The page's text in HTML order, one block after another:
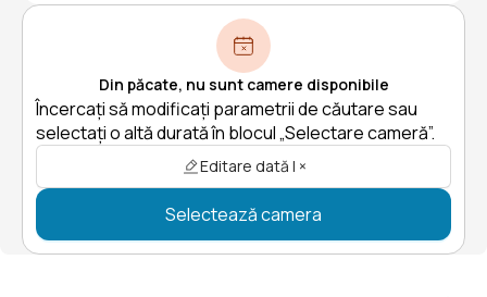
Din păcate, nu sunt camere disponibile
Încercați să modificați parametrii de căutare sau
selectați o altă durată în blocul „Selectare cameră”.
Editare dată | ×
Selectează camera